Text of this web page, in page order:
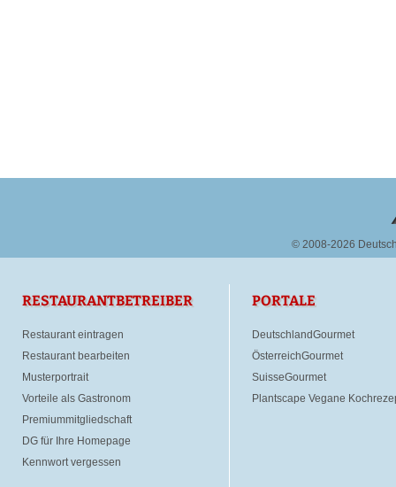
© 2008-2026
RESTAURANTBETREIBER
Restaurant eintragen
Restaurant bearbeiten
Musterportrait
Vorteile als Gastronom
Premiummitgliedschaft
DG für Ihre Homepage
Kennwort vergessen
PORTALE
DeutschlandGourmet
ÖsterreichGourmet
SuisseGourmet
Plantscape Vegane